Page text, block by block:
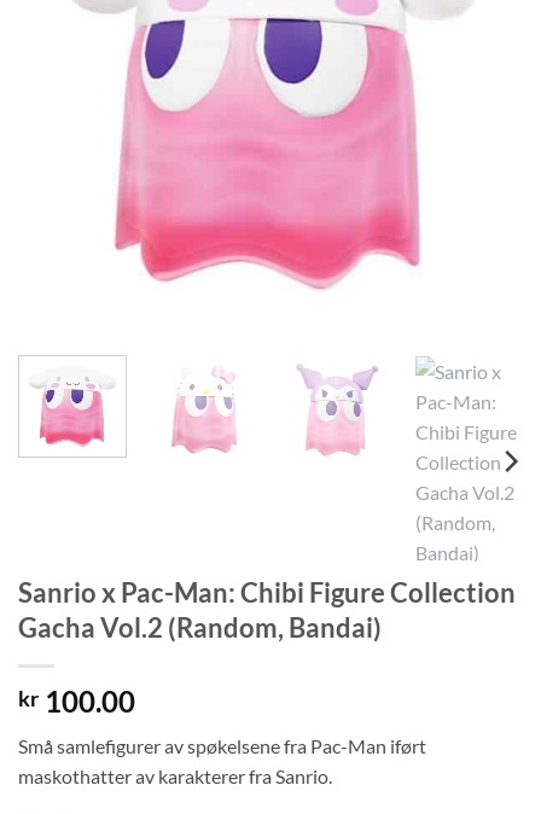
Sanrio x Pac-Man: Chibi Figure Collection
Gacha Vol.2 (Random, Bandai)
kr 100.00
Små samlefigurer av spøkelsene fra Pac-Man iført
maskothatter av karakterer fra Sanrio.